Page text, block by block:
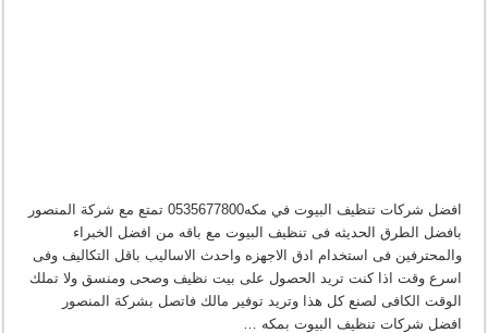
افضل شركات تنظيف البيوت في مكه0535677800 تمتع مع شركة المنصور
بافضل الطرق الحديثه فى تنظيف البيوت مع باقه من افضل الخبراء
والمحترفين فى استخدام ادق الاجهزه واحدث الاساليب باقل التكاليف وفى
اسرع وقت اذا كنت تريد الحصول على بيت نظيف وصحى ومنسق ولا تملك
الوقت الكافى لصنع كل هذا وتريد توفير مالك فاتصل بشركة المنصور
افضل شركات تنظيف البيوت بمكه …